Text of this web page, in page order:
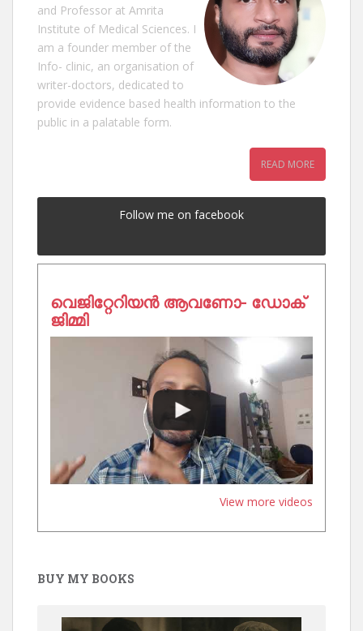
and Professor at Amrita
Institute of Medical Sciences. I
am a founder member of the
Info- clinic, an organisation of
writer-doctors, dedicated to
provide evidence based health information to the
public in a palatable form.
READ MORE
Follow me on facebook
വെജിറ്റേറിയൻ ആവണോ- ഡോക്
ജിമ്മി
View more videos
BUY MY BOOKS